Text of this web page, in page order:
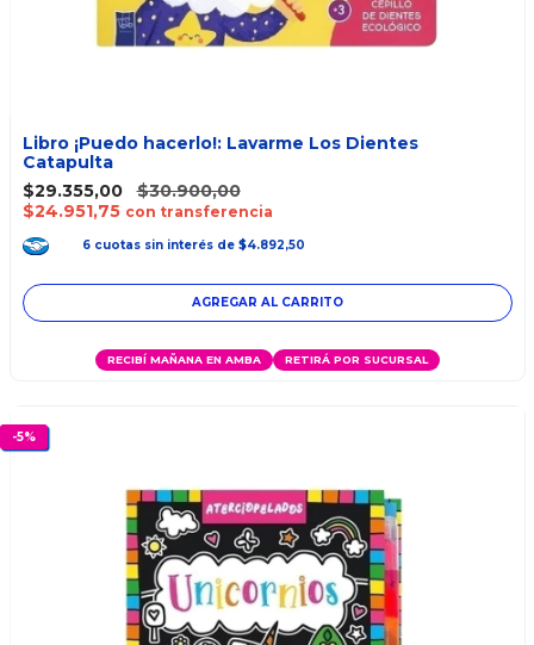
Libro ¡Puedo hacerlo!: Lavarme Los Dientes
Catapulta
$29.355,00
$30.900,00
$24.951,75 con transferencia
6 cuotas sin interés de $4.892,50
RECIBÍ MAÑANA EN AMBA RETIRÁ POR SUCURSAL
-5%